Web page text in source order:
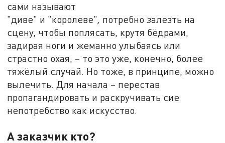
сами называют
"диве" и "королеве", потребно залезть на
сцену, чтобы поплясать, крутя бёдрами,
задирая ноги и жеманно улыбаясь или
страстно охая, – то это уже, конечно, более
тяжёлый случай. Но тоже, в принципе, можно
вылечить. Для начала – перестав
пропагандировать и раскручивать сие
непотребство как искусство.
А заказчик кто?